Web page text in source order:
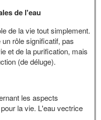
de l'eau
de la vie tout simplement.
rôle significatif, pas
et de la purification, mais
(de déluge).
les aspects
la vie. L'eau vectrice